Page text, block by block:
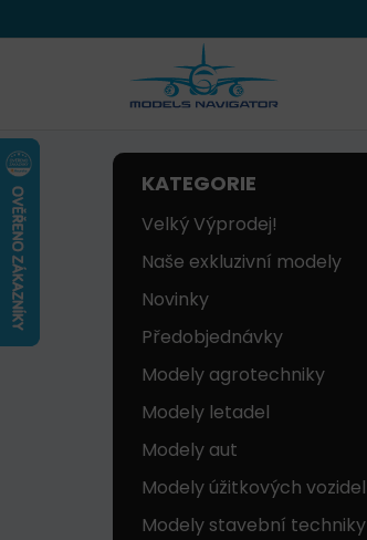
KATEGORIE
Velký Výprodej!
Naše exkluzivní modely
Novinky
Předobjednávky
Modely agrotechniky
Modely letadel
Modely aut
Modely úžitkových vozidel
Modely stavební techniky